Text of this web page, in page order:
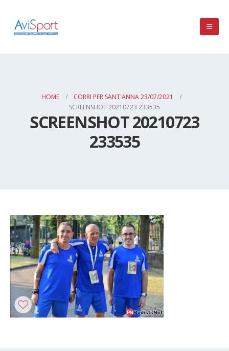
HOME
CORRI PER SANT'ANNA 23/07/2021
SCREENSHOT 20210723 233535
SCREENSHOT 20210723
233535